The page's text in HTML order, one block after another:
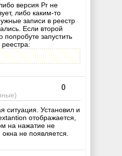
либо версия Pr не
либо каким-то
записи в реестр
Если второй
попробуте запустить
0
ситуация. Установил и
отображается,
на нажатие не
окна не появляется.